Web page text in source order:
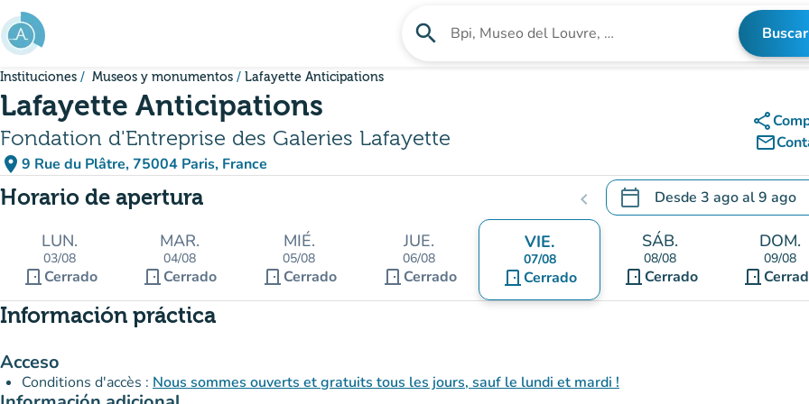
Ir al contenido principal
search Buscar un establecimiento Buscar
Instituciones Museos y monumentos Lafayette Anticipations
Lafayette Anticipations
Fondation d'Entreprise des Galeries Lafayette
place 9 Rue du Plâtre, 75004 Paris, France
(abrir en Google Maps)
(nueva pestaña)
share
mail_outline
Horario de apertura chevron_left calendar_today Desde 3 agoal9 ago
.Abra el calendario para
LUN.
03/08
door_front Cerrado
MAR.
04/08
door_front Cerrado
MIÉ.
05/08
door_front Cerrado
JUE.
06/08
door_front Cerrado
VIE.
07/08
door_frontCerrado
SÁB.
08/08
door_front Cerrado
DOM.
09/08
door_front
Información práctica
Acceso
Conditions d'accès : Nous sommes ouverts et gratuits tous les jours, sauf le lundi et mardi !